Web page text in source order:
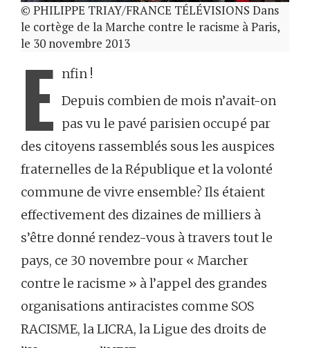
© PHILIPPE TRIAY/FRANCE TÉLÉVISIONS Dans
le cortège de la Marche contre le racisme à Paris,
le 30 novembre 2013
E nfin !
Depuis combien de mois n’avait-on
pas vu le pavé parisien occupé par
des citoyens rassemblés sous les auspices
fraternelles de la République et la volonté
commune de vivre ensemble? Ils étaient
effectivement des dizaines de milliers à
s’être donné rendez-vous à travers tout le
pays, ce 30 novembre pour « Marcher
contre le racisme » à l’appel des grandes
organisations antiracistes comme SOS
RACISME, la LICRA, la Ligue des droits de